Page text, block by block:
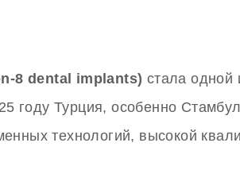
8 dental implants) стала одной
году Турция, особенно
технологий, высокой